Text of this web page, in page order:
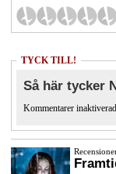
TYCK TILL!
Så här tycker
Kommentarer